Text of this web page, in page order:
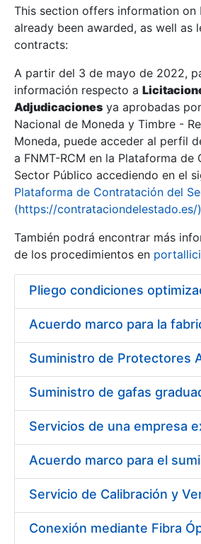
Show/Hide
Show/Hide
Show/Hide
This section offers information on
already been awarded, as well as
contracts:
A partir del 3 de mayo de 2022,
información respecto a
Adjudicaciones ya aprobadas
Nacional de Moneda y Timbre -
Moneda, puede acceder al perfil
a FNMT-RCM en la Plataforma de
Sector Público accediendo en el
Plataforma de Contratación del
(https://contrataciondelestado.es/)
También podrá encontrar más
de los procedimientos en